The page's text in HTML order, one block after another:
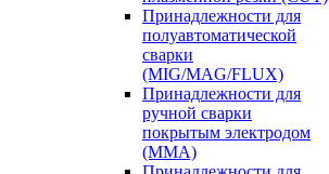
Принадлежности для
полуавтоматической
сварки
(MIG/MAG/FLUX)
Принадлежности для
ручной сварки
покрытым электродом
(MMA)